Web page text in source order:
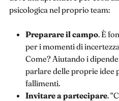
psicologica nel proprio team:
Preparare il campo. È
per i momenti di
Come? Aiutando i
parlare delle proprie idee
fallimenti.
Invitare a partecipare.